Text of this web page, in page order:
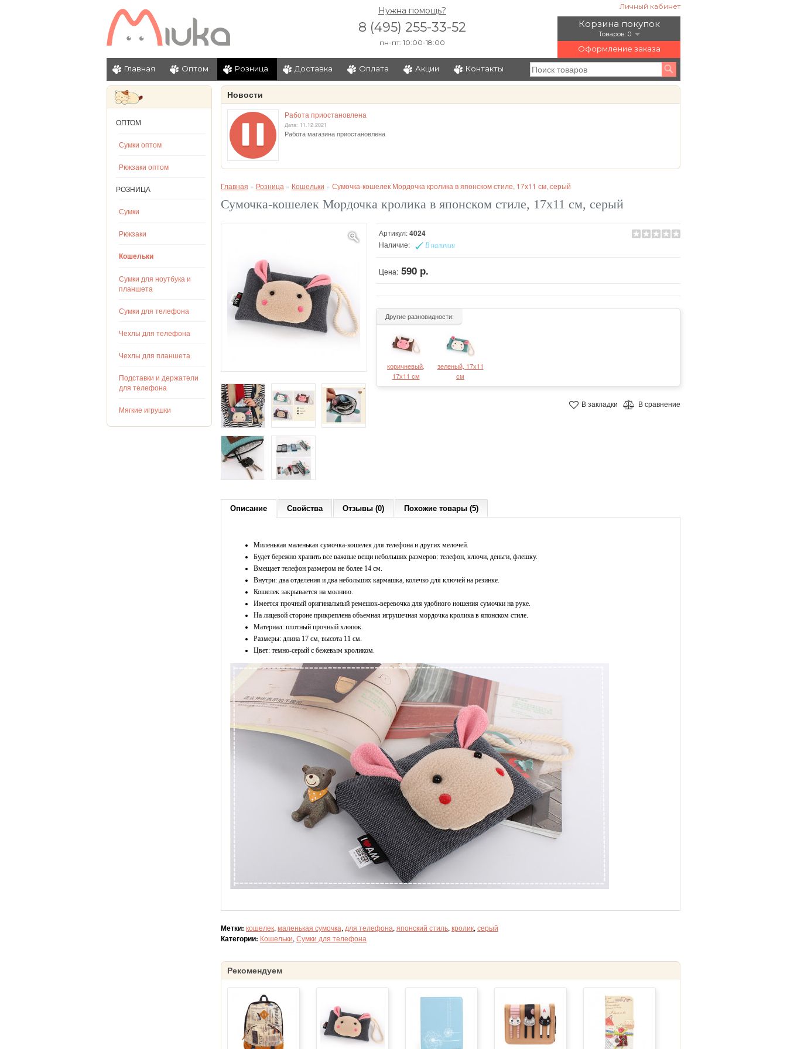
Личный кабинет
Корзина покупок
Товаров: 0
Оформление заказа
Нужна помощь?
8 (495) 255-33-52
пн-пт: 10:00-18:00
Главная Оптом Розница Доставка Оплата Акции Контакты
ОПТОМ
Сумки оптом
Рюкзаки оптом
РОЗНИЦА
Сумки
Рюкзаки
Кошельки
Сумки для ноутбука и
планшета
Сумки для телефона
Чехлы для телефона
Чехлы для планшета
Подставки и держатели
для телефона
Мягкие игрушки
Новости
Работа приостановлена
Дата: 11.12.2021
Работа магазина приостановлена
Главная » Розница » Кошельки » Сумочка-кошелек Мордочка кролика в японском стиле, 17х11 см, серый
Сумочка-кошелек Мордочка кролика в японском стиле, 17х11 см, серый
Артикул:4024
Наличие: В наличии
Цена: 590 р.
Другие разновидности:
коричневый,
17х11 см
зеленый, 17х11
см
В закладки В сравнение
Описание Свойства Отзывы (0) Похожие товары (5)
Миленькая маленькая сумочка-кошелек для телефона и других мелочей.
Будет бережно хранить все важные вещи небольших размеров: телефон, ключи, деньги, флешку.
Вмещает телефон размером не более 14 см.
Внутри: два отделения и два небольших кармашка, колечко для ключей на резинке.
Кошелек закрывается на молнию.
Имеется прочный оригинальный ремешок-веревочка для удобного ношения сумочки на руке.
На лицевой стороне прикреплена объемная игрушечная мордочка кролика в японском стиле.
Материал: плотный прочный хлопок.
Размеры: длина 17 см, высота 11 см.
Цвет: темно-серый с бежевым кроликом.
Метки: кошелек, маленькая сумочка, для телефона, японский стиль, кролик, серый
Категории: Кошельки, Сумки для телефона
Рекомендуем